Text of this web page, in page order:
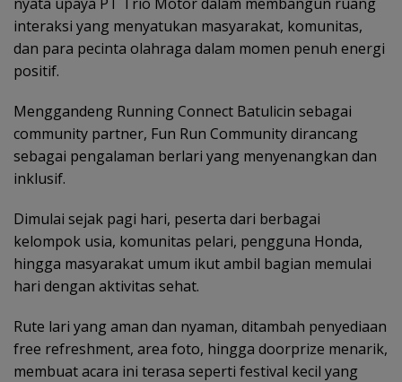
interaksi yang menyatukan masyarakat, komunitas,
dan para pecinta olahraga dalam momen penuh energi
positif.
Menggandeng Running Connect Batulicin sebagai
community partner, Fun Run Community dirancang
sebagai pengalaman berlari yang menyenangkan dan
inklusif.
Dimulai sejak pagi hari, peserta dari berbagai
kelompok usia, komunitas pelari, pengguna Honda,
hingga masyarakat umum ikut ambil bagian memulai
hari dengan aktivitas sehat.
Rute lari yang aman dan nyaman, ditambah penyediaan
free refreshment, area foto, hingga doorprize menarik,
membuat acara ini terasa seperti festival kecil yang